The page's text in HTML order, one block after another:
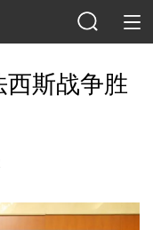
西斯战争胜